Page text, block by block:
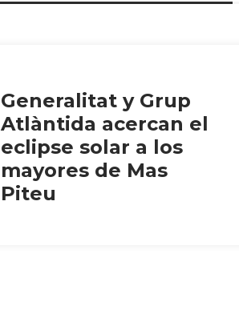
Generalitat y Grup
Atlàntida acercan el
eclipse solar a los
mayores de Mas
Piteu